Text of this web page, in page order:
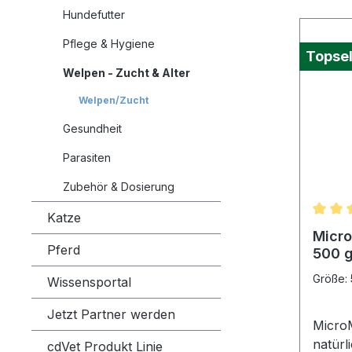
Hundefutter
Pflege & Hygiene
Welpen - Zucht & Alter
Welpen/Zucht
Gesundheit
Parasiten
Zubehör & Dosierung
Katze
Pferd
Wissensportal
Jetzt Partner werden
cdVet Produkt Linie
500
Größe: